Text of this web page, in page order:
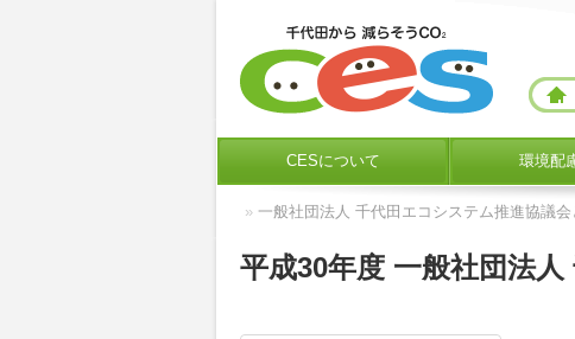
CESについて 環境配
» 一般社団法人 千代田エコシステム推進協議会
平成30年度 一般社団法